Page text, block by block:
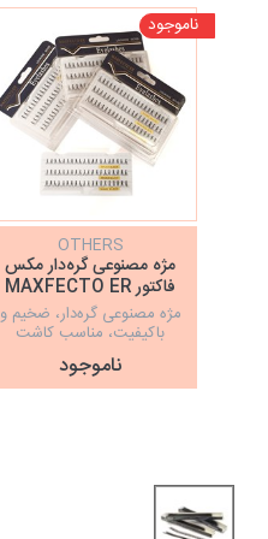
ناموجود
OTHERS
مژه مصنوعی گره‌دار مکس
فاکتور MAXFECTO ER
مژه مصنوعی گره‌دار، ضخیم و
باکیفیت، مناسب کاشت
موقت، 60 عددیناموجود